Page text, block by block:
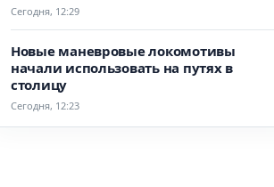
Сегодня, 12:29
Новые маневровые локомотивы
начали использовать на путях в
столицу
Сегодня, 12:23